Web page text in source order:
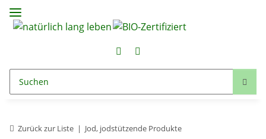
Zurück zur Liste Jod, jodstützende Produkte